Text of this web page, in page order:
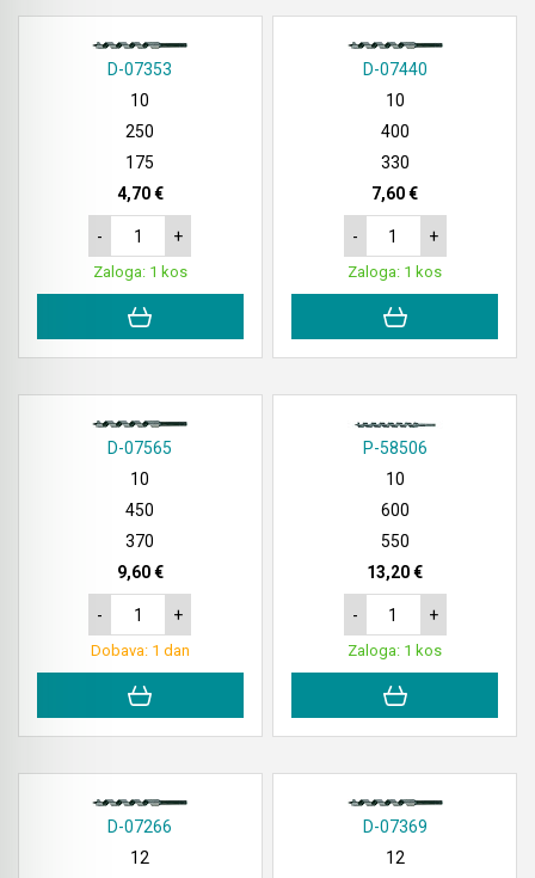
D-07353
10
250
175
4,70 €
- +
Zaloga: 1 kos
D-07440
10
400
330
7,60 €
- +
Zaloga: 1 kos
D-07565
10
450
370
9,60 €
- +
Dobava: 1 dan
P-58506
10
600
550
13,20 €
- +
Zaloga: 1 kos
D-07266
12
D-07369
12
Akumulatorske stabilne kotne žage
Akumulatorski obliči
Akumulatorske vbodne žage
Akumulatorski lamelni rezkarji
Akumulatorski vibracijski, tračni brusilniki in
brusilniki za zidove
Akumulatorski premi brusilniki & izrezovalniki
Akumulatorski spenjalniki
Akumulatorski žebljalniki & igličarji
Akmulatorski kovičarji / kovičniki
Akumulatorske tračne žage
Akumulatorski mešalniki in zgoščevalniki
betona
Rezalnik za peno
Brusilniki za zidove
Žage za porobeton (Siporeks / Siporex / Ytong)